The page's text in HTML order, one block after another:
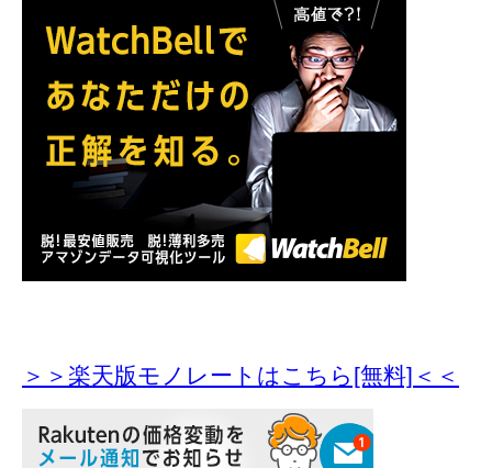
＞＞楽天版モノレートはこちら[無料]＜＜